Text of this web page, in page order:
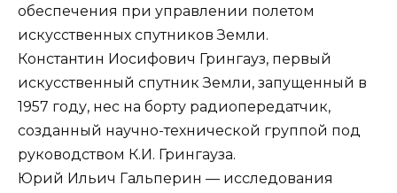
обеспечения при управлении полетом
искусственных спутников Земли.
Константин Иосифович Грингауз, первый
искусственный спутник Земли, запущенный в
1957 году, нес на борту радиопередатчик,
созданный научно-технической группой под
руководством К.И. Грингауза.
Юрий Ильич Гальперин — исследования